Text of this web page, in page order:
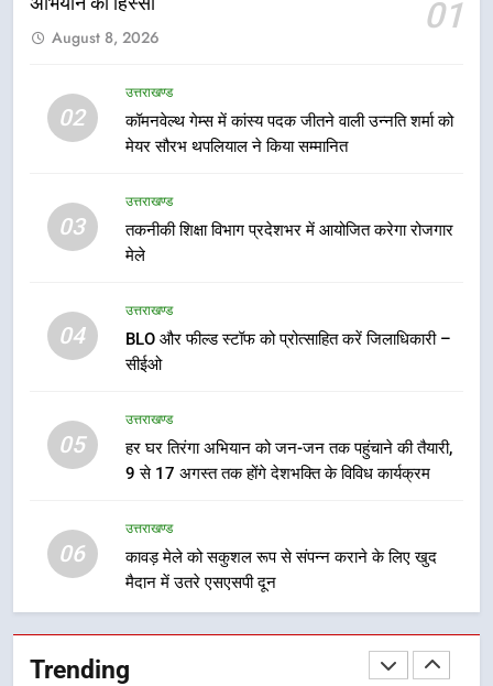
01
August 8, 2026
02
उत्तराखण्ड
कॉमनवेल्थ गेम्स में कांस्य पदक जीतने वाली उन्नति शर्मा को
मेयर सौरभ थपलियाल ने किया सम्मानित
03
उत्तराखण्ड
तकनीकी शिक्षा विभाग प्रदेशभर में आयोजित करेगा रोजगार
मेले
04
उत्तराखण्ड
BLO और फील्ड स्टॉफ को प्रोत्साहित करें जिलाधिकारी –
सीईओ
05
उत्तराखण्ड
हर घर तिरंगा अभियान को जन-जन तक पहुंचाने की तैयारी,
9 से 17 अगस्त तक होंगे देशभक्ति के विविध कार्यक्रम
06
उत्तराखण्ड
कावड़ मेले को सकुशल रूप से संपन्न कराने के लिए खुद
मैदान में उतरे एसएसपी दून
Trending
उत्तराखण्ड
कार्यकत्री पुरस्कार से मातृशक्ति को किया
8
खेल महाकुंभ 2026ः 01 सितंबर से सजेगा
1
100 से अधिक लोग बने इस अभियान का
हिस्सा
उत्तराखण्ड
2
कॉमनवेल्थ गेम्स में कांस्य पदक जीतने
वाली उन्नति शर्मा को मेयर सौरभ